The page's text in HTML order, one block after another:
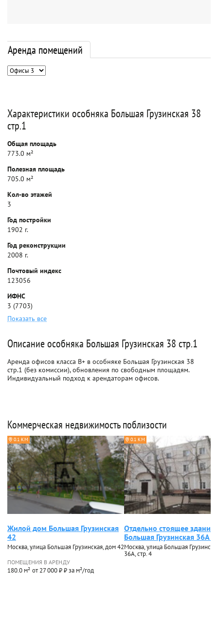
Аренда помещений
Характеристики особняка Большая Грузинская 38
стр.1
Общая площадь
773.0 м²
Полезная площадь
705.0 м²
Кол-во этажей
3
Год постройки
1902 г.
Год реконструкции
2008 г.
Почтовый индекс
123056
ИФНС
3 (7703)
Показать все
Описание особняка Большая Грузинская 38 стр.1
Аренда офисов класса B+ в особняке Большая Грузинская 38
стр.1 (без комиссии), обновления по свободным площадям.
Индивидуальный подход к арендаторам офисов.
Коммерческая недвижимость поблизости
0.1 КМ
Жилой дом Большая Грузинская
42
Москва, улица Большая Грузинская, дом 42
ПОМЕЩЕНИЯ В АРЕНДУ
180.0 м² от 27 000 ₽ ₽ за м²/год
0.1 КМ
Отдельно стоящее здание
Большая Грузинская 36А
Москва, улица Большая
36А, стр. 4